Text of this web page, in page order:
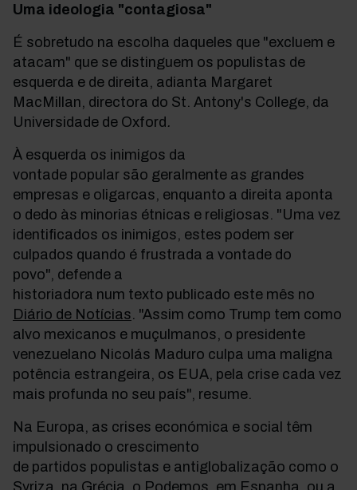
Uma ideologia "contagiosa"
É sobretudo na escolha daqueles que "excluem e
atacam" que se distinguem os populistas de
esquerda e de direita, adianta Margaret
MacMillan, directora do St. Antony's College, da
Universidade de Oxford .
À esquerda os inimigos da
vontade popular são geralmente as grandes
empresas e oligarcas, enquanto a direita aponta
o dedo às minorias étnicas e religiosas. "Uma vez
identificados os inimigos, estes podem ser
culpados quando é frustrada a vontade do
povo", defende a
historiadora num texto publicado este mês no
Diário de Notícias. "Assim como Trump tem como
alvo mexicanos e muçulmanos, o presidente
venezuelano Nicolás Maduro culpa uma maligna
potência estrangeira, os EUA, pela crise cada vez
mais profunda no seu país", resume.
Na Europa, as crises económica e social têm
impulsionado o crescimento
de partidos populistas e antiglobalização como o
Syriza, na Grécia, o Podemos, em Espanha, ou a